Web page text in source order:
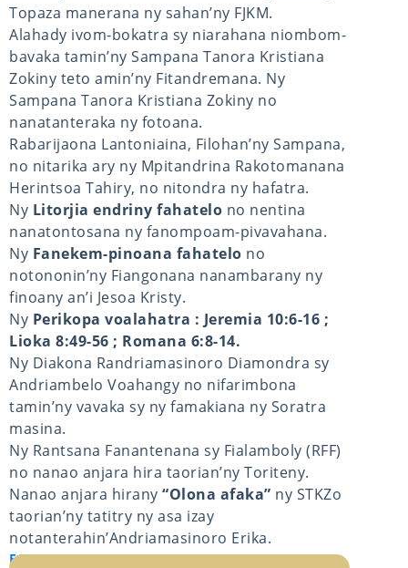
Topaza manerana ny sahan’ny FJKM.
Alahady ivom-bokatra sy niarahana niombom-
bavaka tamin’ny Sampana Tanora Kristiana
Zokiny teto amin’ny Fitandremana. Ny
Sampana Tanora Kristiana Zokiny no
nanatanteraka ny fotoana.
Rabarijaona Lantoniaina, Filohan’ny Sampana,
no nitarika ary ny Mpitandrina Rakotomanana
Herintsoa Tahiry, no nitondra ny hafatra.
Ny Litorjia endriny fahatelo no nentina
nanatontosana ny fanompoam-pivavahana.
Ny Fanekem-pinoana fahatelo no
notononin’ny Fiangonana nanambarany ny
finoany an’i Jesoa Kristy.
Ny Perikopa voalahatra : Jeremia 10:6-16 ;
Lioka 8:49-56 ; Romana 6:8-14.
Ny Diakona Randriamasinoro Diamondra sy
Andriambelo Voahangy no nifarimbona
tamin’ny vavaka sy ny famakiana ny Soratra
masina.
Ny Rantsana Fanantenana sy Fialamboly (RFF)
no nanao anjara hira taorian’ny Toriteny.
Nanao anjara hirany “Olona afaka” ny STKZo
taorian’ny tatitry ny asa izay
notanterahin’Andriamasinoro Erika.
FOTOANA HO AN’NY ANKIZY SY NY TANORA